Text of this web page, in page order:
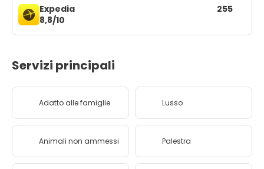
Expedia
8,8/10
255
Servizi principali
Adatto alle famiglie Lusso
Animali non ammessi Palestra